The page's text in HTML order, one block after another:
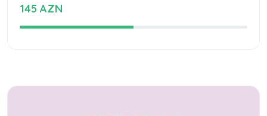
145 AZN